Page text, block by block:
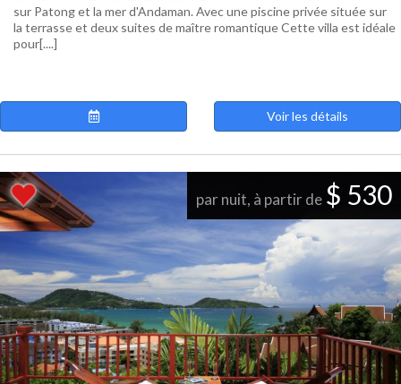
sur Patong et la mer d'Andaman. Avec une piscine privée située sur
la terrasse et deux suites de maître romantique Cette villa est idéale
pour[....]
Voir les détails
par nuit, à partir de $ 530